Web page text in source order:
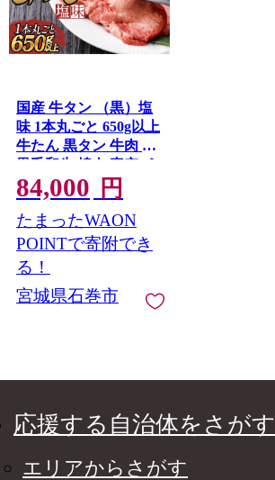
国産 牛タン （黒）塩
味 1本丸ごと 650g以上
牛たん 黒タン 牛肉 肉
黒毛和牛 焼肉 真空パ
ック
84,000 円
たまったWAON
POINTで寄附でき
る！
宮城県石巻市
応援する自治体をさがす
エリアからさがす